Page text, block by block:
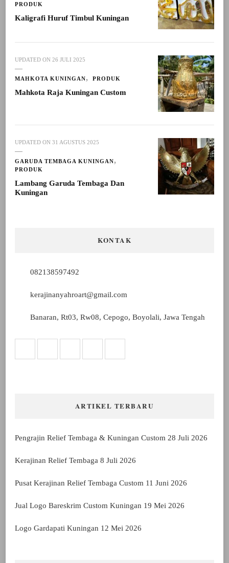
PRODUK
Kaligrafi Huruf Timbul Kuningan
UPDATED ON 26 JULI 2025
MAHKOTA KUNINGAN PRODUK
Mahkota Raja Kuningan Custom
UPDATED ON 31 AGUSTUS 2025
GARUDA TEMBAGA KUNINGAN
PRODUK
Lambang Garuda Tembaga Dan
Kuningan
KONTAK
082138597492
kerajinanyahroart@gmail.com
Banaran, Rt03, Rw08, Cepogo, Boyolali, Jawa Tengah
ARTIKEL TERBARU
Pengrajin Relief Tembaga & Kuningan Custom 28 Juli 2026
Kerajinan Relief Tembaga 8 Juli 2026
Pusat Kerajinan Relief Tembaga Custom 11 Juni 2026
Jual Logo Bareskrim Custom Kuningan 19 Mei 2026
Logo Gardapati Kuningan 12 Mei 2026